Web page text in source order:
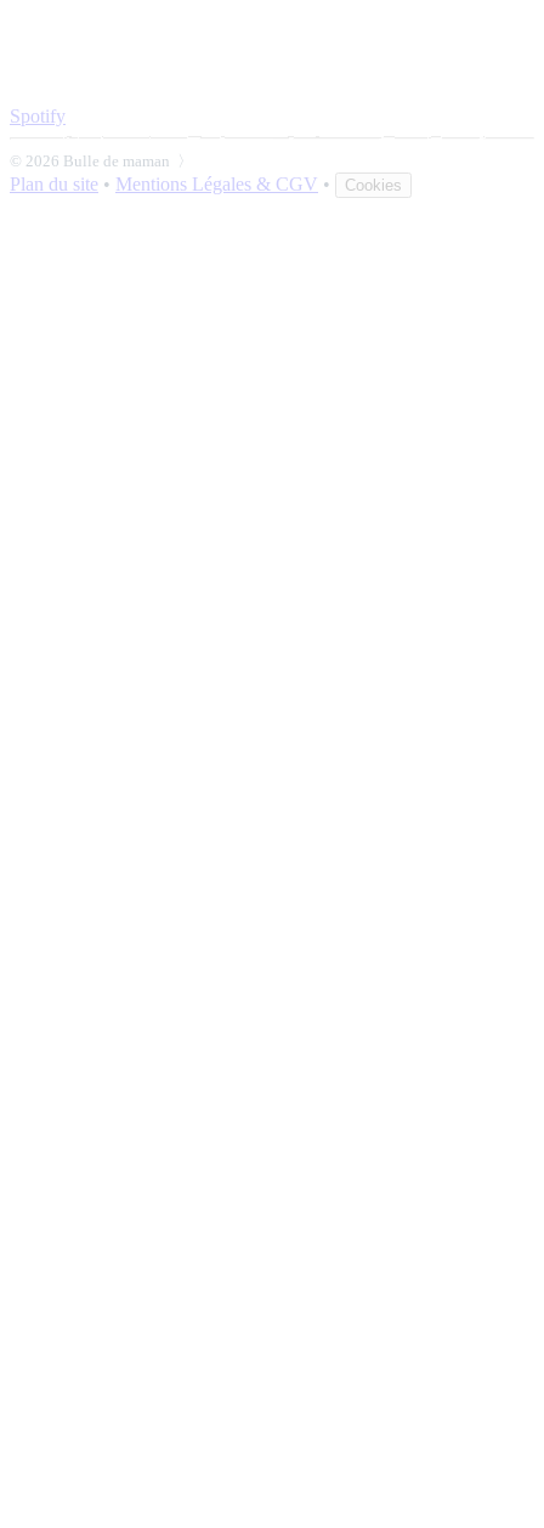
Spotify
© 2026 Bulle de maman 〉
Plan du site • Mentions Légales & CGV • Cookies